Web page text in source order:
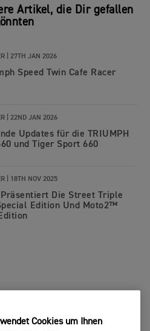
Artikel, die Dir gefallen
| 27TH JAN 2026
Speed Twin Cafe Racer
| 22ND JAN 2026
Updates für die TRIUMPH
und Tiger Sport 660
| 18TH NOV 2025
Die Street Triple
Edition Und Moto2™
Cookies um Ihnen